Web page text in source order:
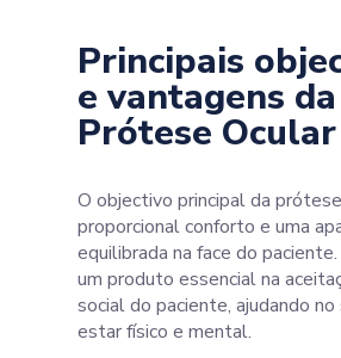
Principais
e vantagens da
Prótese Ocular
O objectivo principal da
proporcional conforto e uma
equilibrada na face do
um produto essencial na
social do paciente, ajudando
estar físico e mental.